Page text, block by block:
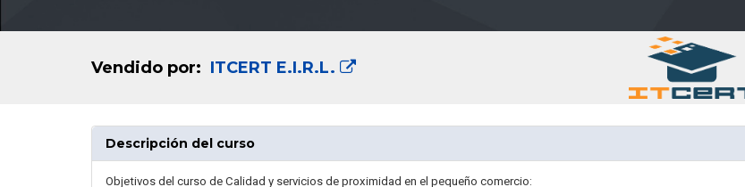
Vendido por: ITCERT E.I.R.L.
Descripción del curso
Objetivos del curso de Calidad y servicios de proximidad en el pequeño comercio: